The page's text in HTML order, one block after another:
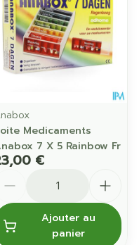
Medicaments
7 X 5 Rainbow Fr
€
Ajouter au
panier